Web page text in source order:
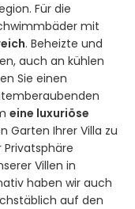
Für die
mit
. Beheizte und
auch an kühlen
Sie einen
eine luxuriöse
Garten Ihrer Villa zu
Villen in
haben wir auch
auf den